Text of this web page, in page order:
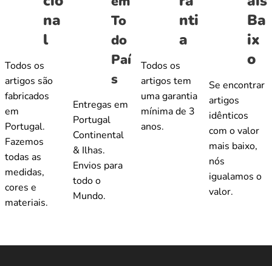
na
l
Todos os
artigos são
fabricados
em
Portugal.
Fazemos
todas as
medidas,
cores e
materiais.
To
do
Paí
s
Entregas em
Portugal
Continental
& Ilhas.
Envios para
todo o
Mundo.
nti
a
Todos os
artigos tem
uma garantia
mínima de 3
anos.
Ba
ix
o
Se encontrar
artigos
idênticos
com o valor
mais baixo,
nós
igualamos o
valor.